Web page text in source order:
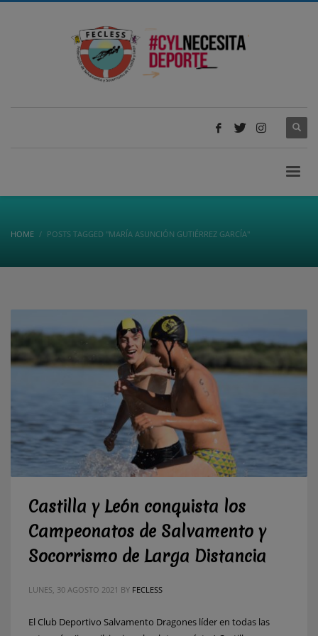
HOME POSTS TAGGED "MARÍA ASUNCIÓN GUTIÉRREZ GARCÍA"
Castilla y León conquista los
Campeonatos de Salvamento y
Socorrismo de Larga Distancia
LUNES, 30 AGOSTO 2021 BY FECLESS
El Club Deportivo Salvamento Dragones líder en todas las